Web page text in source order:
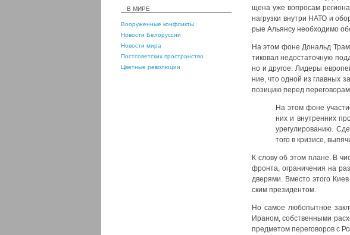
В МИРЕ
Вооруженные конфликты
Новости Белоруссии
Новости мира
Постсоветских пространство
Цветные революции
ще­на уже вопро­сам
нагруз­ки внут­ри НАТО и
рые Аль­ян­су необ­хо­ди­мо
На этом фоне Дональд
ти­ко­вал недо­ста­точ­ную
но и дру­гое. Лиде­ры
ние, что одной из глав­ных
пози­цию перед
На этом фоне
них и внут­рен­них
уре­гу­ли­ро­ва­нию.
того в кри­зи­се,
К сло­ву об этом плане. В
фрон­та, огра­ни­че­ния на
две­ря­ми. Вме­сто это­го
ским пре­зи­ден­том.
Но самое любо­пыт­ное
Ира­ном, соб­ствен­ны­ми
пред­ме­том пере­го­во­ров с